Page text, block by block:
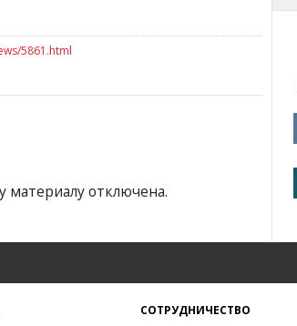
5861.html
отключена.
СОТРУДНИЧЕСТВО